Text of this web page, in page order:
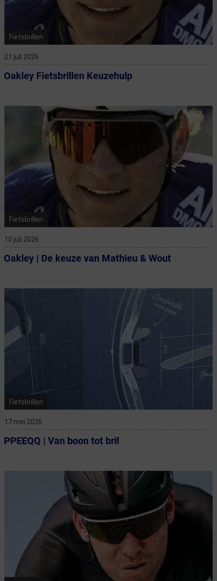
Fietsbrillen
21 juli 2026
Oakley Fietsbrillen Keuzehulp
Fietsbrillen
10 juli 2026
Oakley | De keuze van Mathieu & Wout
Fietsbrillen
17 mei 2026
PPEEQQ | Van boon tot bril